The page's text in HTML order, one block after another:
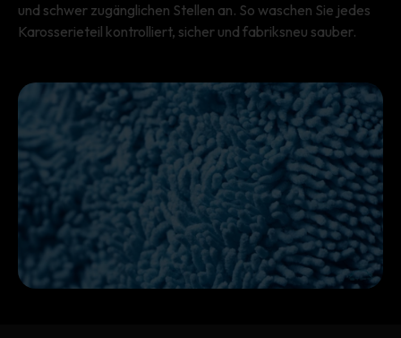
und schwer zugänglichen Stellen an. So waschen Sie jedes
Karosserieteil kontrolliert, sicher und fabriksneu sauber.